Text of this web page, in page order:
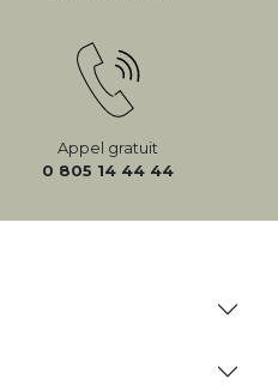
Appel gratuit
0 805 14 44 44